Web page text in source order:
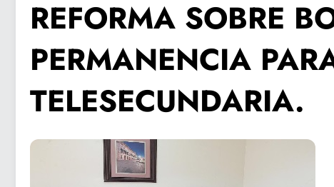
REFORMA SOBRE
PERMANENCIA
TELESECUNDARIA.